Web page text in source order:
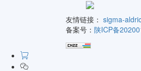
友情链接： sigma-
备案号： 陕ICP备